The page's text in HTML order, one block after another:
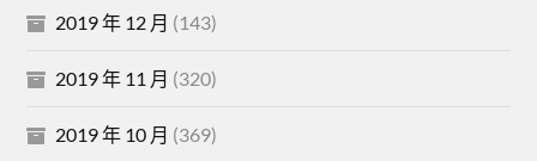
2019 年 12 月 (143)
2019 年 11 月 (320)
2019 年 10 月 (369)